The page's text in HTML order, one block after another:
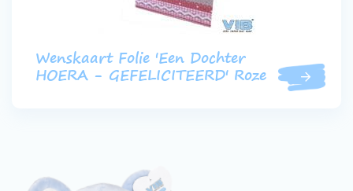
Wenskaart Folie 'Een Dochter
HOERA - GEFELICITEERD' Roze